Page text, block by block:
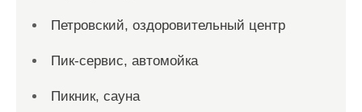
Петровский, оздоровительный центр
Пик-сервис, автомойка
Пикник, сауна